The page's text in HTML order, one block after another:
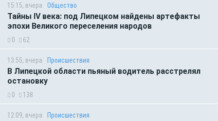
15:15, вчера Общество
Тайны IV века: под Липецком найдены артефакты
эпохи Великого переселения народов
0 62
13:55, вчера Происшествия
В Липецкой области пьяный водитель расстрелял
остановку
0 138
12:09, вчера Происшествия